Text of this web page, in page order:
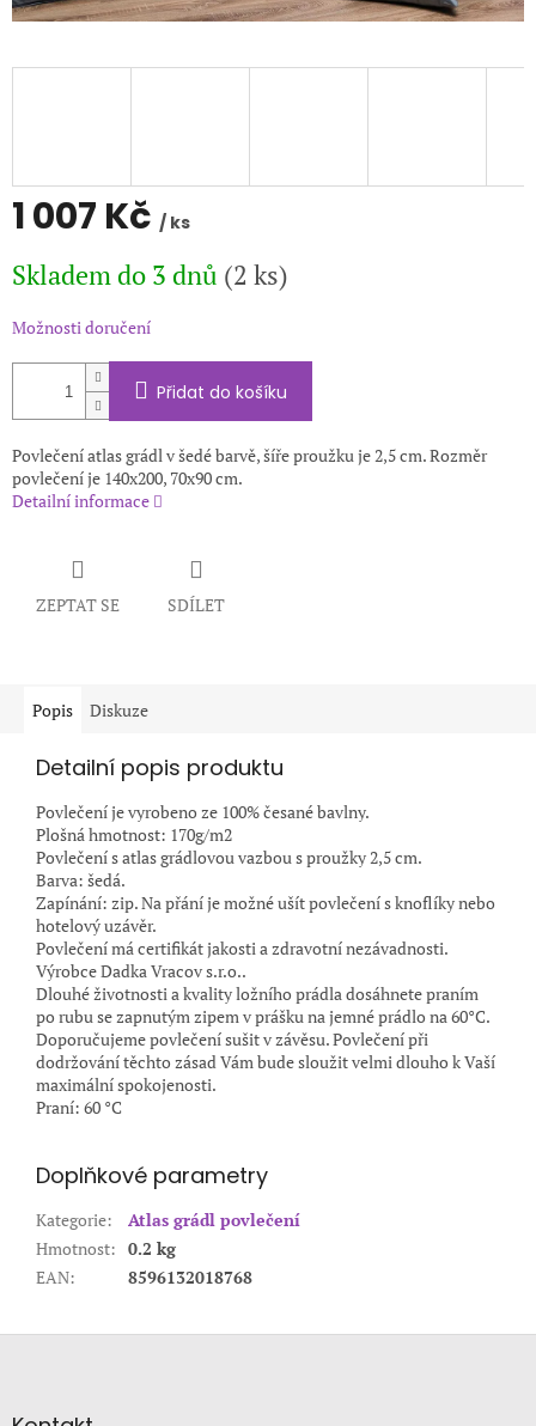
1 007 Kč / ks
cena:
Skladem do 3 dnů (2 ks)
Možnosti doručení
Přidat do košíku
Povlečení atlas grádl v šedé barvě, šíře proužku je 2,5 cm. Rozměr
povlečení je 140x200, 70x90 cm.
Detailní informace
ZEPTAT SE SDÍLET
Popis Diskuze
Detailní popis produktu
Povlečení je vyrobeno ze 100% česané bavlny.
Plošná hmotnost: 170g/m2
Povlečení s atlas grádlovou vazbou s proužky 2,5 cm.
Barva: šedá.
Zapínání: zip. Na přání je možné ušít povlečení s knoflíky nebo
hotelový uzávěr.
Povlečení má certifikát jakosti a zdravotní nezávadnosti.
Výrobce Dadka Vracov s.r.o..
Dlouhé životnosti a kvality ložního prádla dosáhnete praním
po rubu se zapnutým zipem v prášku na jemné prádlo na 60°C.
Doporučujeme povlečení sušit v závěsu. Povlečení při
dodržování těchto zásad Vám bude sloužit velmi dlouho k Vaší
maximální spokojenosti.
Praní: 60 °C
Doplňkové parametry
Kategorie:
Atlas grádl povlečení
Hmotnost: 0.2 kg
EAN: 8596132018768